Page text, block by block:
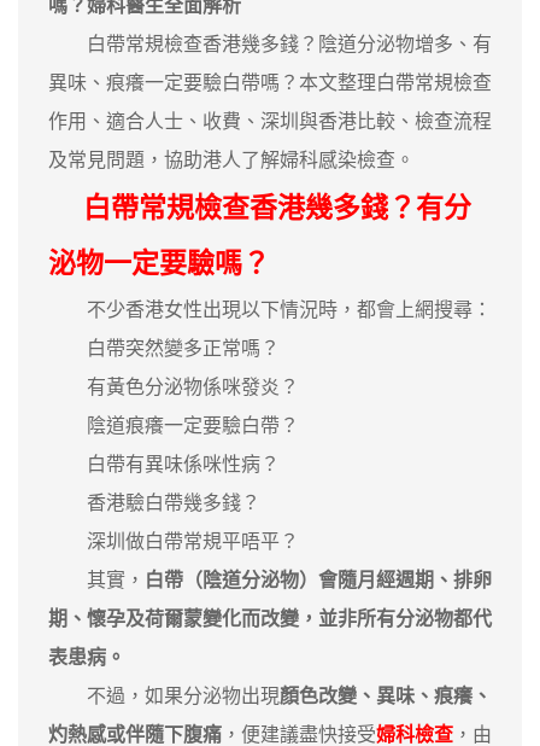
嗎？婦科醫生全面解析
白帶常規檢查香港幾多錢？陰道分泌物增多、有
異味、痕癢一定要驗白帶嗎？本文整理白帶常規檢查
作用、適合人士、收費、深圳與香港比較、檢查流程
及常見問題，協助港人了解婦科感染檢查。
白帶常規檢查香港幾多錢？有分
泌物一定要驗嗎？
不少香港女性出現以下情況時，都會上網搜尋：
白帶突然變多正常嗎？
有黃色分泌物係咪發炎？
陰道痕癢一定要驗白帶？
白帶有異味係咪性病？
香港驗白帶幾多錢？
深圳做白帶常規平唔平？
其實， 白帶（陰道分泌物）會隨月經週期、排卵
期、懷孕及荷爾蒙變化而改變，並非所有分泌物都代
表患病。
不過，如果分泌物出現顏色改變、異味、痕癢、
灼熱感或伴隨下腹痛 ，便建議盡快接受婦科檢查 ，由